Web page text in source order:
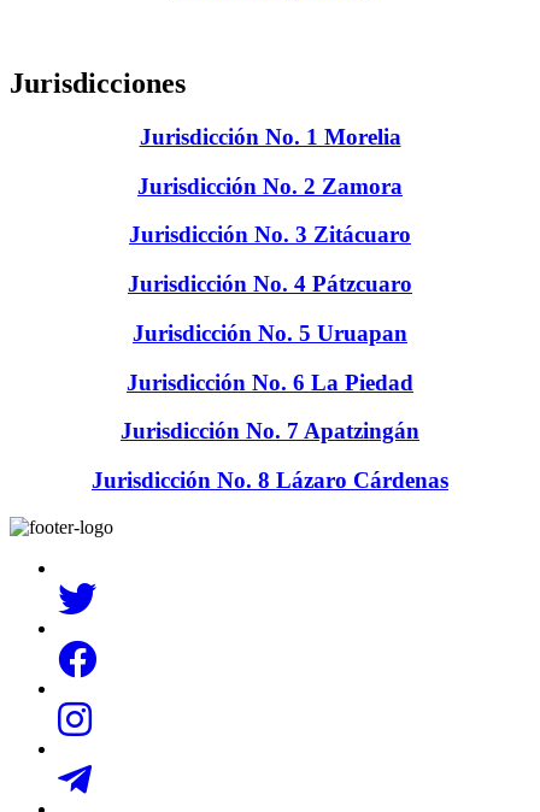
Jurisdicciones
Jurisdicción No. 1 Morelia
Jurisdicción No. 2 Zamora
Jurisdicción No. 3 Zitácuaro
Jurisdicción No. 4 Pátzcuaro
Jurisdicción No. 5 Uruapan
Jurisdicción No. 6 La Piedad
Jurisdicción No. 7 Apatzingán
Jurisdicción No. 8 Lázaro Cárdenas